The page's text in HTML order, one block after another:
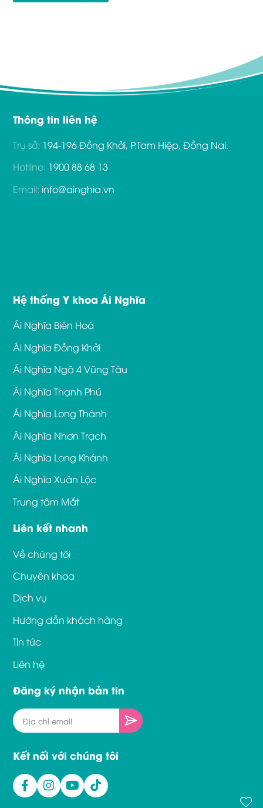
Thông tin liên hệ
Trụ sở: 194-196 Đồng Khởi, P.Tam Hiệp, Đồng Nai.
Hotline: 1900 88 68 13
Email: info@ainghia.vn
Hệ thống Y khoa Ái Nghĩa
Ái Nghĩa Biên Hoà
Ái Nghĩa Đồng Khởi
Ái Nghĩa Ngã 4 Vũng Tàu
Ái Nghĩa Thạnh Phú
Ái Nghĩa Long Thành
Ái Nghĩa Nhơn Trạch
Ái Nghĩa Long Khánh
Ái Nghĩa Xuân Lộc
Trung tâm Mắt
Liên kết nhanh
Về chúng tôi
Chuyên khoa
Dịch vụ
Hướng dẫn khách hàng
Tin tức
Liên hệ
Đăng ký nhận bản tin
Kết nối với chúng tôi